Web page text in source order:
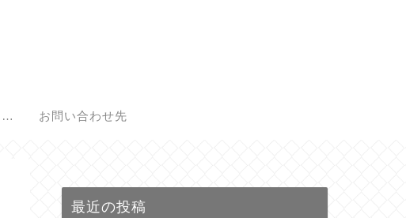
プライバシーポリシー・免責事項 お問い合わせ先
最近の投稿